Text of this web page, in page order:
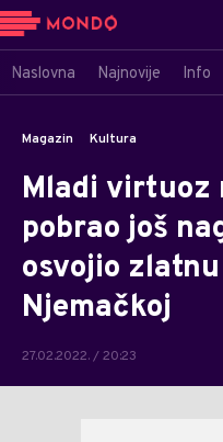
Naslovna Najnovije Info
Magazin Kultura
Mladi virtuoz
pobrao još
osvojio
Njemačkoj
27.02.2022. / 20:23